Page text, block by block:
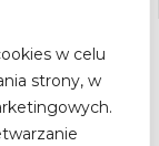
w celu
strony, w